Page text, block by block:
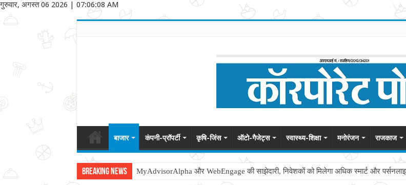
गुरुवार, अगस्त 06 2026 | 07:06:08 AM
बाजार कंपनी-प्रॉपर्टी कृषि-जिंस ऑटो-गैजेट्स स्वास्थ्य-शिक्षा मनोरंजन राजकाज
Breaking News MyAdvisorAlpha और WebEngage की साझेदारी, निवेशकों को मिलेगा अधिक स्मार्ट और